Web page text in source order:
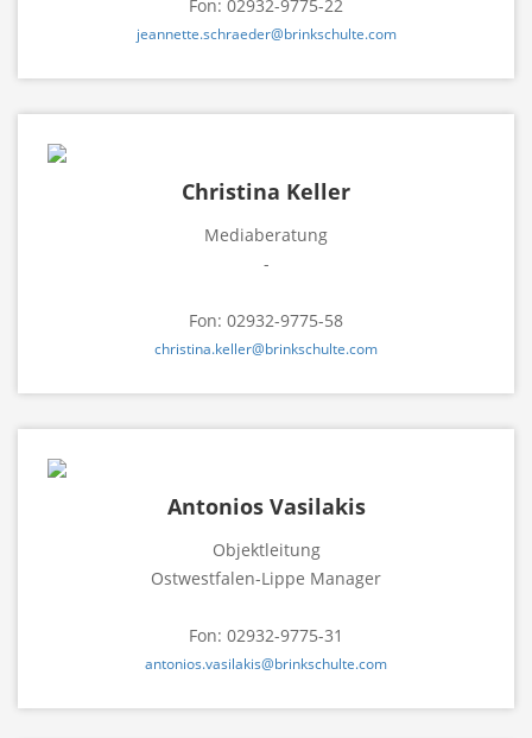
Fon: 02932-9775-22
jeannette.schraeder@brinkschulte.com
Christina Keller
Mediaberatung
-
Fon: 02932-9775-58
christina.keller@brinkschulte.com
Antonios Vasilakis
Objektleitung
Ostwestfalen-Lippe Manager
Fon: 02932-9775-31
antonios.vasilakis@brinkschulte.com